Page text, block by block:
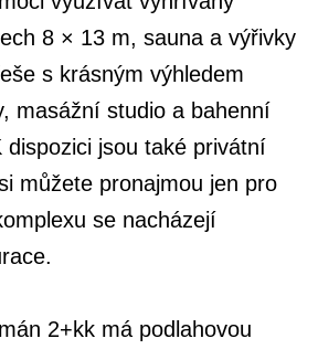
8 × 13 m, sauna a výřivky
s krásným výhledem
masážní studio a bahenní
dispozici jsou také privátní
můžete pronajmou jen pro
se nacházejí
2+kk má podlahovou